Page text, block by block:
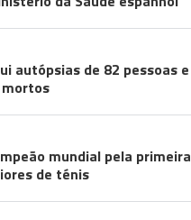
autópsias de 82 pessoas e
mundial pela primeira
de ténis